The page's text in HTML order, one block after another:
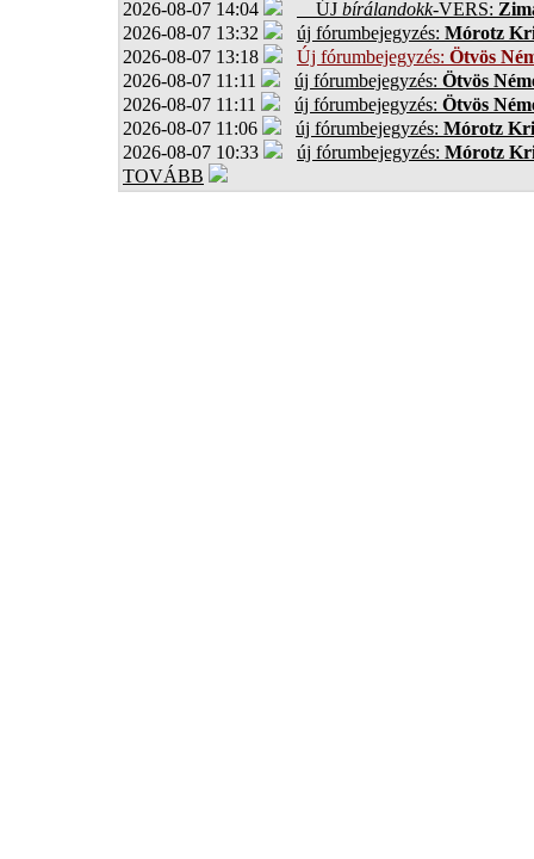
2026-08-07 14:04 ÚJ bírálandokk-VERS:
2026-08-07 13:32
új fórumbejegyzés: Mórotz
2026-08-07 13:18
Új fórumbejegyzés: Ötvös
2026-08-07 11:11
új fórumbejegyzés: Ötvös
2026-08-07 11:11
új fórumbejegyzés: Ötvös
2026-08-07 11:06
új fórumbejegyzés: Mórotz
2026-08-07 10:33
új fórumbejegyzés: Mórotz
TOVÁBB